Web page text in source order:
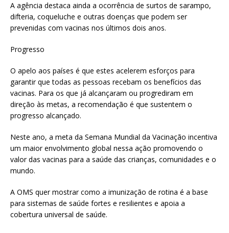
A agência destaca ainda a ocorrência de surtos de sarampo,
difteria, coqueluche e outras doenças que podem ser
prevenidas com vacinas nos últimos dois anos.
Progresso
O apelo aos países é que estes acelerem esforços para
garantir que todas as pessoas recebam os benefícios das
vacinas. Para os que já alcançaram ou progrediram em
direção às metas, a recomendação é que sustentem o
progresso alcançado.
Neste ano, a meta da Semana Mundial da Vacinação incentiva
um maior envolvimento global nessa ação promovendo o
valor das vacinas para a saúde das crianças, comunidades e o
mundo.
A OMS quer mostrar como a imunização de rotina é a base
para sistemas de saúde fortes e resilientes e apoia a
cobertura universal de saúde.